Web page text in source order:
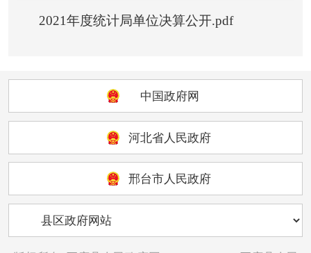
2021年度统计局单位决算公开.pdf
中国政府网
河北省人民政府
邢台市人民政府